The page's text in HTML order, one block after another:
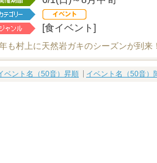
[食イベント]
も村上に天然岩ガキのシーズンが到来
ベント名（50音）昇順 イベント名（50音）